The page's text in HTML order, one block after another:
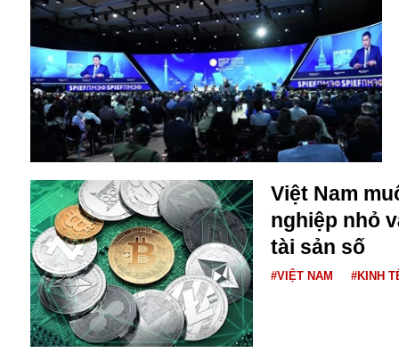
Báo Nga có gì?
Biển Đông
Barrack Obama
Bắc Kinh
Buôn bán ở Nga
Bộ Quốc phòng
Bác Hồ
Bộ Y tế
Bão tuyết
Bệnh viện
Bản quyền
Bảo tàng
Blockchain
Bộ Ngoại giao
Bình Dương
Biển Đen
Boeing
Việt Nam
nghiệp nhỏ
tài sản số
#VIỆT NAM #KINH